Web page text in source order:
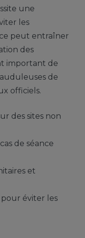
une
les
peut entraîner
des
important de
de
officiels.
des sites non
de séance
et
éviter les